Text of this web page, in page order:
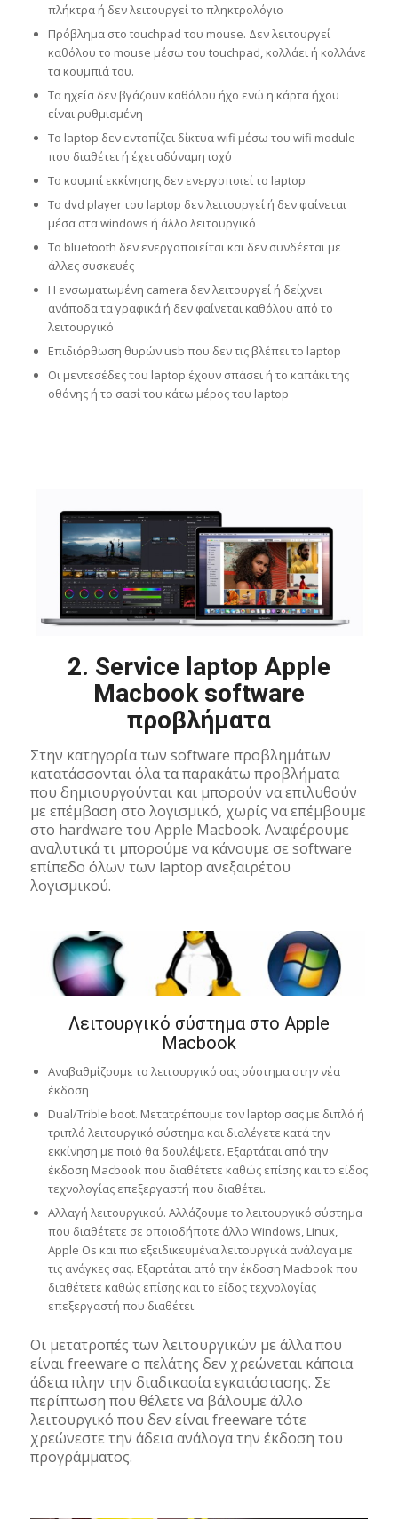
πλήκτρα ή δεν λειτουργεί το πληκτρολόγιο
Πρόβλημα στο touchpad του mouse. Δεν λειτουργεί
καθόλου το mouse μέσω του touchpad, κολλάει ή κολλάνε
τα κουμπιά του.
Τα ηχεία δεν βγάζουν καθόλου ήχο ενώ η κάρτα ήχου
είναι ρυθμισμένη
Το laptop δεν εντοπίζει δίκτυα wifi μέσω του wifi module
που διαθέτει ή έχει αδύναμη ισχύ
Το κουμπί εκκίνησης δεν ενεργοποιεί το laptop
To dvd player του laptop δεν λειτουργεί ή δεν φαίνεται
μέσα στα windows ή άλλο λειτουργικό
Το bluetooth δεν ενεργοποιείται και δεν συνδέεται με
άλλες συσκευές
Η ενσωματωμένη camera δεν λειτουργεί ή δείχνει
ανάποδα τα γραφικά ή δεν φαίνεται καθόλου από το
λειτουργικό
Επιδιόρθωση θυρών usb που δεν τις βλέπει το laptop
Οι μεντεσέδες του laptop έχουν σπάσει ή το καπάκι της
οθόνης ή το σασί του κάτω μέρος του laptop
2. Service laptop Apple
Macbook software
προβλήματα
Στην κατηγορία των software προβλημάτων
κατατάσσονται όλα τα παρακάτω προβλήματα
που δημιουργούνται και μπορούν να επιλυθούν
με επέμβαση στο λογισμικό, χωρίς να επέμβουμε
στο hardware του Apple Macbook. Αναφέρουμε
αναλυτικά τι μπορούμε να κάνουμε σε software
επίπεδο όλων των laptop ανεξαιρέτου
λογισμικού.
Λειτουργικό σύστημα στο Apple
Macbook
Αναβαθμίζουμε το λειτουργικό σας σύστημα στην νέα
έκδοση
Dual/Trible boot. Μετατρέπουμε τον laptop σας με διπλό ή
τριπλό λειτουργικό σύστημα και διαλέγετε κατά την
εκκίνηση με ποιό θα δουλέψετε. Εξαρτάται από την
έκδοση Macbook που διαθέτετε καθώς επίσης και το είδος
τεχνολογίας επεξεργαστή που διαθέτει.
Αλλαγή λειτουργικού. Αλλάζουμε το λειτουργικό σύστημα
που διαθέτετε σε οποιοδήποτε άλλο Windows, Linux,
Apple Os και πιο εξειδικευμένα λειτουργικά ανάλογα με
τις ανάγκες σας. Εξαρτάται από την έκδοση Macbook που
διαθέτετε καθώς επίσης και το είδος τεχνολογίας
επεξεργαστή που διαθέτει.
Οι μετατροπές των λειτουργικών με άλλα που
είναι freeware ο πελάτης δεν χρεώνεται κάποια
άδεια πλην την διαδικασία εγκατάστασης. Σε
περίπτωση που θέλετε να βάλουμε άλλο
λειτουργικό που δεν είναι freeware τότε
χρεώνεστε την άδεια ανάλογα την έκδοση του
προγράμματος.